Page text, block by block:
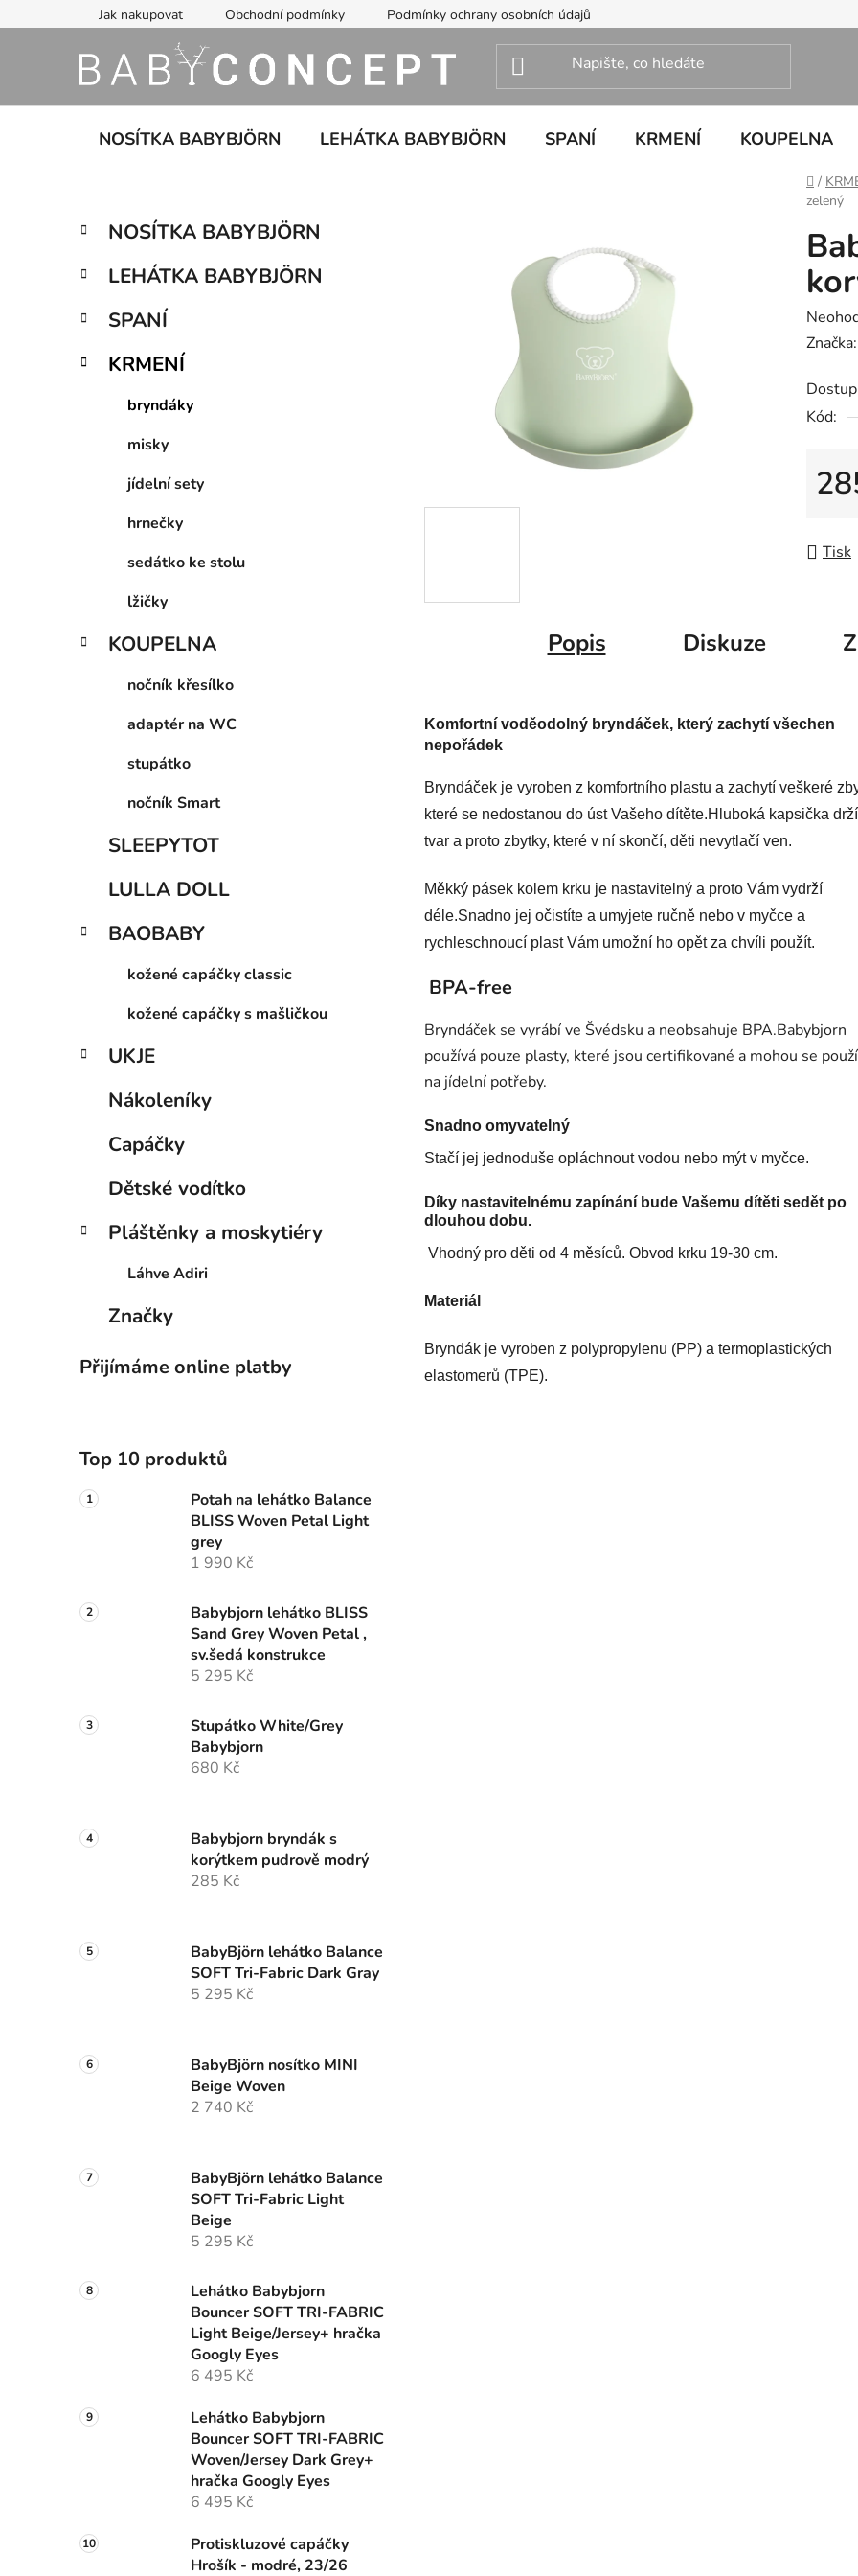
na
Jak nakupovat Obchodní podmínky Podmínky ochrany osobních údajů
NOSÍTKA BABYBJÖRN LEHÁTKA BABYBJÖRN SPANÍ KRMENÍ KOUPELNA
Domů
/
zelený
P
s
r
n
Přeskočit
kategorie
K
a
e
o
i
NOSÍTKA BABYBJÖRN
LEHÁTKA BABYBJÖRN
SPANÍ
KRMENÍ
bryndáky
misky
jídelní sety
hrnečky
sedátko ke stolu
lžičky
KOUPELNA
nočník křesílko
adaptér na WC
stupátko
nočník Smart
SLEEPYTOT
LULLA DOLL
BAOBABY
kožené capáčky classic
kožené capáčky s mašličkou
UKJE
Nákoleníky
Capáčky
Dětské vodítko
Pláštěnky a moskytiéry
Láhve Adiri
Značky
Přijímáme online platby
Top 10 produktů
Potah na lehátko Balance
BLISS Woven Petal Light
grey
1 990 Kč
Babybjorn lehátko BLISS
Sand Grey Woven Petal ,
sv.šedá konstrukce
5 295 Kč
Stupátko White/Grey
Babybjorn
680 Kč
Babybjorn bryndák s
korýtkem pudrově modrý
285 Kč
BabyBjörn lehátko Balance
SOFT Tri-Fabric Dark Gray
5 295 Kč
BabyBjörn nosítko MINI
Beige Woven
2 740 Kč
BabyBjörn lehátko Balance
SOFT Tri-Fabric Light
Beige
5 295 Kč
Lehátko Babybjorn
Bouncer SOFT TRI-FABRIC
Light Beige/Jersey+ hračka
Googly Eyes
6 495 Kč
Lehátko Babybjorn
Bouncer SOFT TRI-FABRIC
Woven/Jersey Dark Grey+
hračka Googly Eyes
6 495 Kč
Protiskluzové capáčky
Hrošík - modré, 23/26
je
0,0
Kód:
Tisk
Popis Diskuze
Komfortní voděodolný bryndáček, který zachytí všechen
nepořádek
Bryndáček je vyroben z komfortního plastu a zachytí veškeré
které se nedostanou do úst Vašeho dítěte.Hluboká kapsička
tvar a proto zbytky, které v ní skončí, děti nevytlačí ven.
Měkký pásek kolem krku je nastavitelný a proto Vám vydrží
déle.Snadno jej očistíte a umyjete ručně nebo v myčce a
rychleschnoucí plast Vám umožní ho opět za chvíli použít.
BPA-free
Bryndáček se vyrábí ve Švédsku a neobsahuje BPA.Babybjorn
používá pouze plasty, které jsou certifikované a mohou se
na jídelní potřeby.
Snadno omyvatelný
Stačí jej jednoduše opláchnout vodou nebo mýt v myčce.
Díky nastavitelnému zapínání bude Vašemu dítěti sedět po
dlouhou dobu.
Vhodný pro děti od 4 měsíců. Obvod krku 19-30 cm.
Materiál
Bryndák je vyroben z polypropylenu (PP) a termoplastických
elastomerů (TPE).